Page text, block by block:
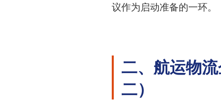
议作为启动准备的一环。
二、航运物
二）